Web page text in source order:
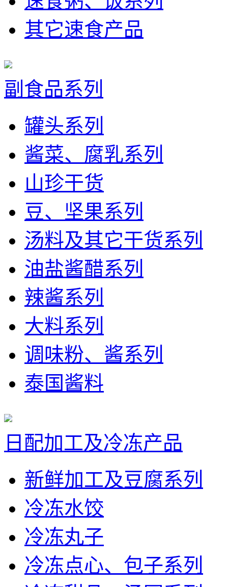
其它速食产品
副食品系列
罐头系列
酱菜、腐乳系列
山珍干货
豆、坚果系列
汤料及其它干货系列
油盐酱醋系列
辣酱系列
大料系列
调味粉、酱系列
泰国酱料
日配加工及冷冻产品
新鲜加工及豆腐系列
冷冻水饺
冷冻丸子
冷冻点心、包子系列